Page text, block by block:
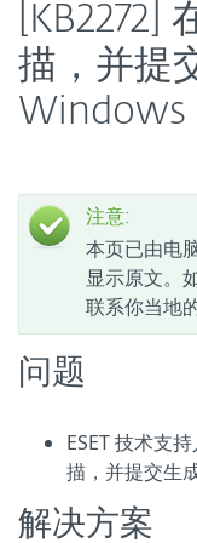
[KB2272]
描，并提
Windows
注意:
本页已由电
显示原文。
联系你当地
问题
ESET 技术支
描，并提交生
解决方案